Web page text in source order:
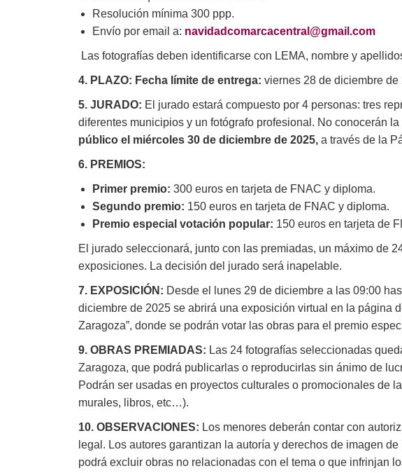
Resolución mínima 300 ppp.
Envío por email a: navidadcomarcacentral@gmail.com
Las fotografías deben identificarse con LEMA, nombre y
4. PLAZO: Fecha límite de entrega: viernes 28 de diciembre de
5. JURADO: El jurado estará compuesto por 4 personas: tres
diferentes municipios y un fotógrafo profesional. No conocerán
público el miércoles 30 de diciembre de 2025, a través de la
6. PREMIOS:
Primer premio: 300 euros en tarjeta de FNAC y diploma.
Segundo premio: 150 euros en tarjeta de FNAC y diploma.
Premio especial votación popular: 150 euros en tarjeta de
El jurado seleccionará, junto con las premiadas, un máximo de
exposiciones. La decisión del jurado será inapelable.
7. EXPOSICIÓN: Desde el lunes 29 de diciembre a las 09:00
diciembre de 2025 se abrirá una exposición virtual en la página
Zaragoza”, donde se podrán votar las obras para el premio
9. OBRAS PREMIADAS: Las 24 fotografías seleccionadas
Zaragoza, que podrá publicarlas o reproducirlas sin ánimo de
Podrán ser usadas en proyectos culturales o promocionales de
murales, libros, etc…).
10. OBSERVACIONES: Los menores deberán contar con
legal. Los autores garantizan la autoría y derechos de imagen
podrá excluir obras no relacionadas con el tema o que infrinjan